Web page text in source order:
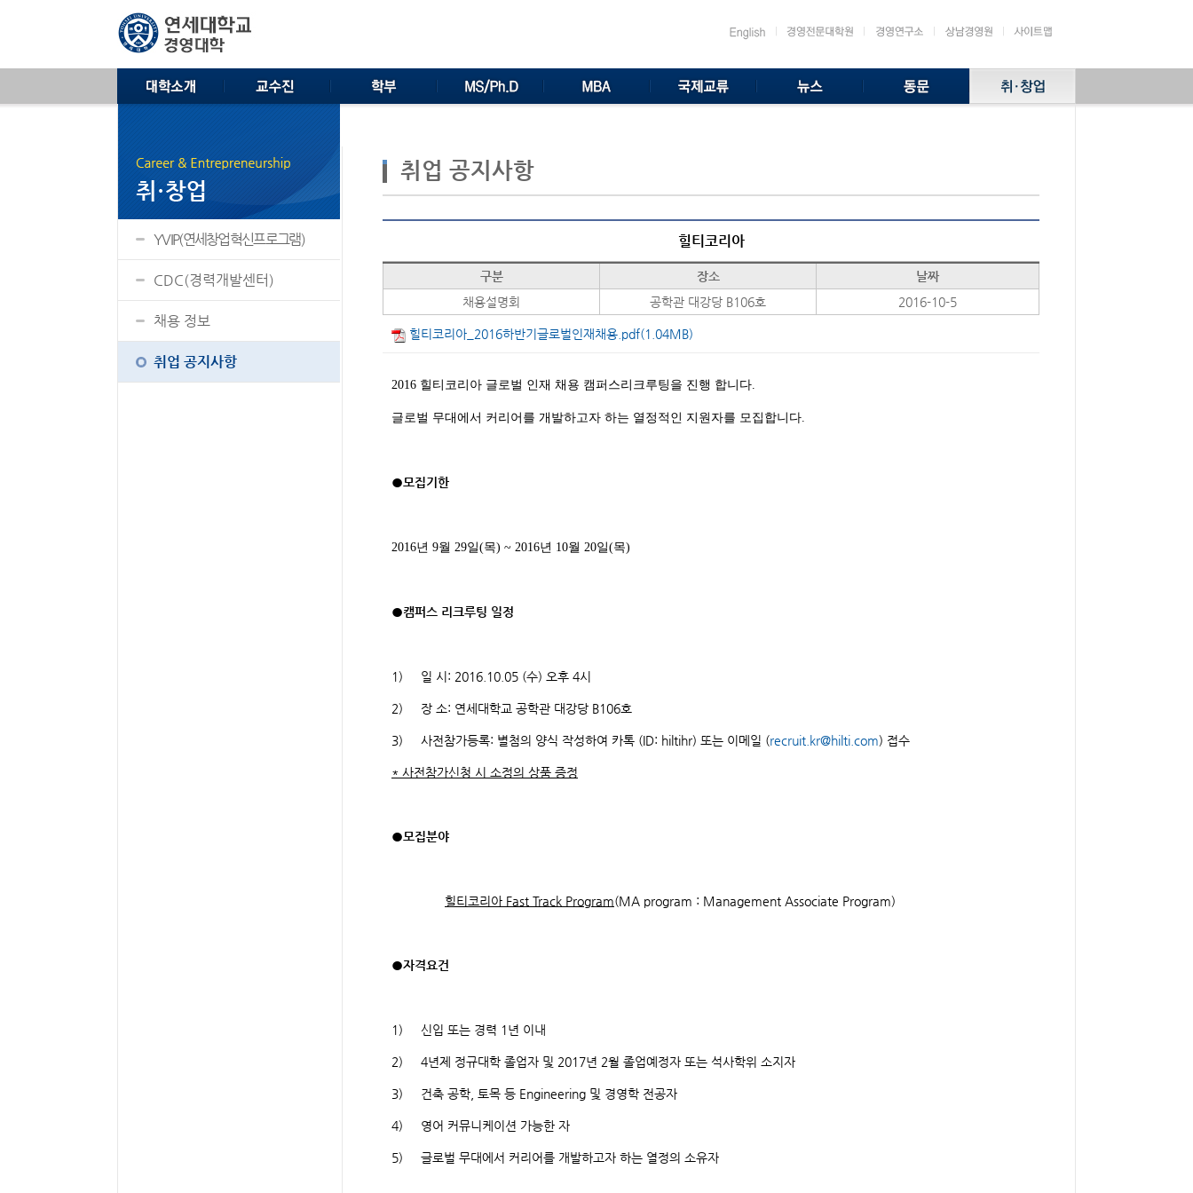
YVIP(연세창업혁신프로그램)
CDC(경력개발센터)
채용 정보
취업 공지사항
취업 공지사항
힐티코리아
구분 장소
날짜
채용설명회
공학관 대강당 B106호 2016-10-5
힐티코리아_2016하반기글로벌인재채용.pdf(1.04MB)
2016 힐티코리아 글로벌 인재 채용 캠퍼스리크루팅을 진행 합니다.
글로벌 무대에서 커리어를 개발하고자 하는 열정적인 지원자를 모집합니다.
●모집기한
2016년 9월 29일(목) ~ 2016년 10월 20일(목)
●캠퍼스 리크루팅 일정
1) 일 시: 2016.10.05 (수) 오후 4시
2) 장 소: 연세대학교 공학관 대강당 B106호
3) 사전참가등록: 별첨의 양식 작성하여 카톡 (ID: hiltihr) 또는 이메일 (recruit.kr@hilti.com) 접수
* 사전참가신청 시 소정의 상품 증정
●모집분야
힐티코리아 Fast Track Program(MA program : Management Associate Program)
●자격요건
1) 신입 또는 경력 1년 이내
2) 4년제 정규대학 졸업자 및 2017년 2월 졸업예정자 또는 석사학위 소지자
3) 건축 공학, 토목 등 Engineering 및 경영학 전공자
4) 영어 커뮤니케이션 가능한 자
5) 글로벌 무대에서 커리어를 개발하고자 하는 열정의 소유자